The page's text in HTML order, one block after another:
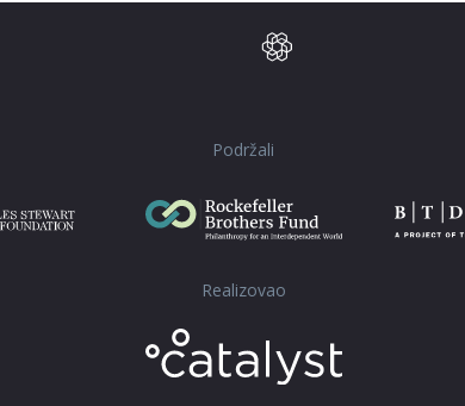
Podržali
Realizovao